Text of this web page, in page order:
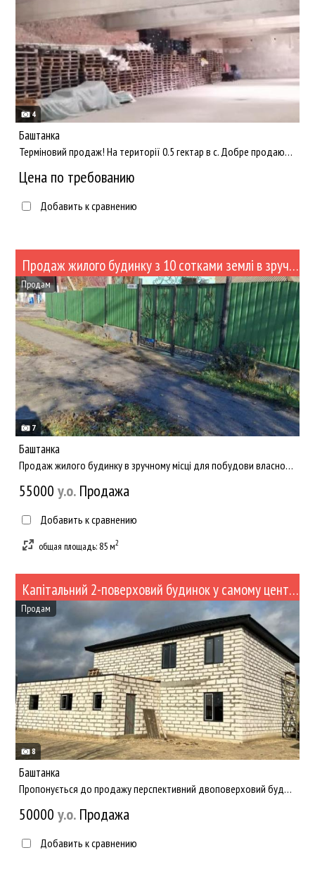
4
Баштанка
Терміновий продаж! На території 0.5 гектар в с. Добре продаються два великі склади вільного призначення. Загал...
Цена по требованию
Добавить к сравнению
Продаж жилого будинку з 10 сотками землі в зручному місці для будівництва магазина (№515)
7
Продам
Баштанка
Продаж жилого будинку в зручному місці для побудови власного бізнесу, чи проживання. Розташований на перехрест...
55000 y.о. Продажа
Добавить к сравнению
общая площадь: 85 м2
Капітальний 2-поверховий будинок у самому центрі Березнегуватого (№530)
8
Продам
Баштанка
Пропонується до продажу перспективний двоповерховий будинок, розташований у найкращій локації селища — безпосе...
50000 y.о. Продажа
Добавить к сравнению